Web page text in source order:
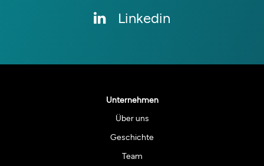
Linkedin
Unternehmen
Über uns
Geschichte
Team